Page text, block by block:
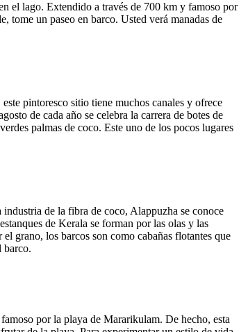
el lago. Extendido a través de 700 km y famoso por
tome un paseo en barco. Usted verá manadas de
pintoresco sitio tiene muchos canales y ofrece
de cada año se celebra la carrera de botes de
palmas de coco. Este uno de los pocos lugares
de la fibra de coco, Alappuzha se conoce
de Kerala se forman por las olas y las
grano, los barcos son como cabañas flotantes que
barco.
por la playa de Mararikulam. De hecho, esta